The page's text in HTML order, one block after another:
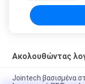
Ακολουθώντας
Jointech βασισμένα